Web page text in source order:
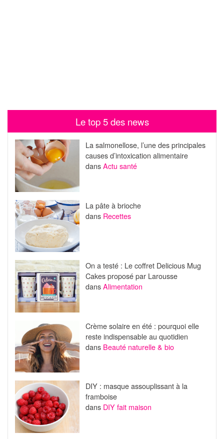
Le top 5 des news
La salmonellose, l’une des principales
causes d’intoxication alimentaire
dansActu santé
La pâte à brioche
dans Recettes
On a testé : Le coffret Delicious Mug
Cakes proposé par Larousse
dansAlimentation
Crème solaire en été : pourquoi elle
reste indispensable au quotidien
dans Beauté naturelle & bio
DIY : masque assouplissant à la
framboise
dans DIY fait maison